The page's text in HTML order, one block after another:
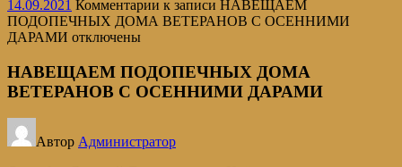
14.09.2021 Комментарии к записи НАВЕЩАЕМ
ПОДОПЕЧНЫХ ДОМА ВЕТЕРАНОВ С ОСЕННИМИ
ДАРАМИ отключены
НАВЕЩАЕМ ПОДОПЕЧНЫХ ДОМА
ВЕТЕРАНОВ С ОСЕННИМИ ДАРАМИ
Автор Администратор